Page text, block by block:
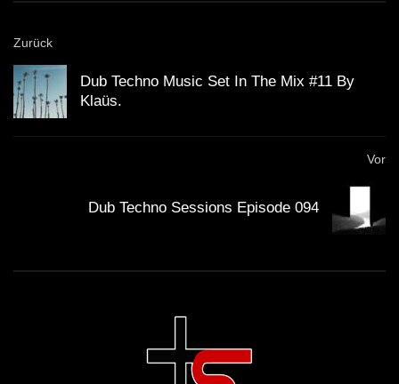
Zurück
Dub Techno Music Set In The Mix #11 By
Klaüs.
Vor
Dub Techno Sessions Episode 094